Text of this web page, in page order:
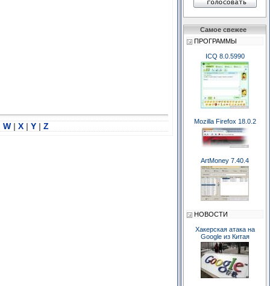
W | X | Y | Z
Самое свежее
ПРОГРАММЫ
ICQ 8.0.5990
Mozilla Firefox 18.0.2
ArtMoney 7.40.4
НОВОСТИ
Хакерская атака на
Google из Китая